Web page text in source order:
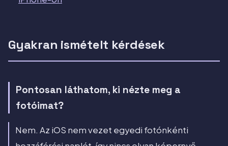
Gyakran ismételt kérdések
Pontosan láthatom, ki nézte meg a
fotóimat?
Nem. Az iOS nem vezet egyedi fotónkénti